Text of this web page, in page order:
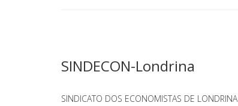
SINDECON-Londrina
SINDICATO DOS ECONOMISTAS DE LONDRINA